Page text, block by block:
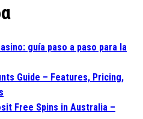
guía paso a paso para la
Guide – Features, Pricing,
Free Spins in Australia –